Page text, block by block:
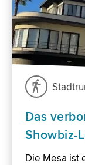
Das
Showbiz-
Die Mesa ist